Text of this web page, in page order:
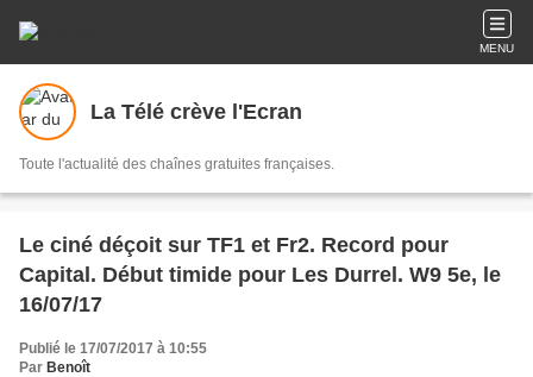
MENU
La Télé crève l'Ecran
Toute l'actualité des chaînes gratuites françaises.
Le ciné déçoit sur TF1 et Fr2. Record pour
Capital. Début timide pour Les Durrel. W9 5e, le
16/07/17
Publié le 17/07/2017 à 10:55
Par Benoît